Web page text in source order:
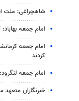
شاهچراغی: ملت
امام جمعه
امام جمعه
کردند
امام جمعه
خبرنگاران